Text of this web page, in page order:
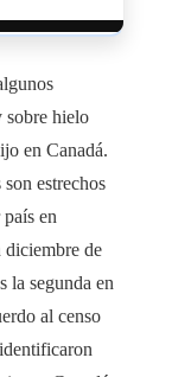
sobre hielo
en Canadá.
estrechos
en
diciembre de
la segunda en
al censo